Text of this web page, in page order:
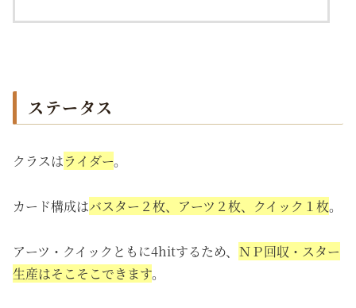
ステータス
クラスはライダー。
カード構成はバスター２枚、アーツ２枚、クイック１枚。
アーツ・クイックともに4hitするため、 ＮＰ回収・スター
生産はそこそこできます。